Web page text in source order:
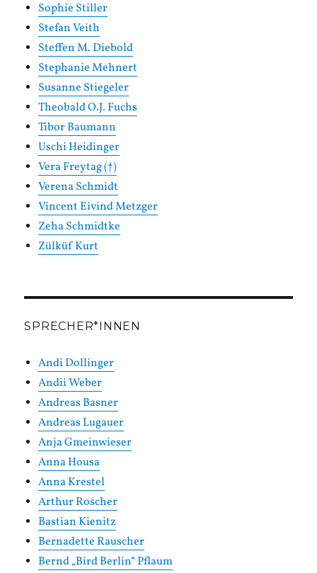
Sophie Stiller
Stefan Veith
Steffen M. Diebold
Stephanie Mehnert
Susanne Stiegeler
Theobald O.J. Fuchs
Tibor Baumann
Uschi Heidinger
Vera Freytag (†)
Verena Schmidt
Vincent Eivind Metzger
Zeha Schmidtke
Zülküf Kurt
SPRECHER*INNEN
Andi Dollinger
Andii Weber
Andreas Basner
Andreas Lugauer
Anja Gmeinwieser
Anna Housa
Anna Krestel
Arthur Roscher
Bastian Kienitz
Bernadette Rauscher
Bernd „Bird Berlin“ Pflaum